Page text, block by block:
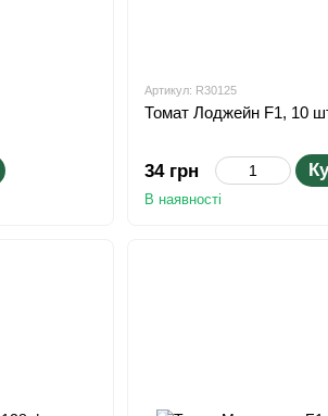
Артикул: R30125
Томат Лоджейн F1, 10
34 грн
В наявності